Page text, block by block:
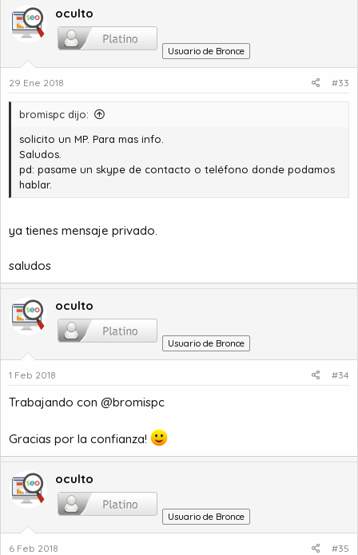
oculto
Usuario de Bronce
29 Ene 2018 #33
bromispc dijo:
solicito un MP. Para mas info.
Saludos.
pd: pasame un skype de contacto o teléfono donde podamos
hablar.
ya tienes mensaje privado.
saludos
oculto
Usuario de Bronce
1 Feb 2018 #34
Trabajando con @bromispc
Gracias por la confianza!
oculto
Usuario de Bronce
6 Feb 2018 #35